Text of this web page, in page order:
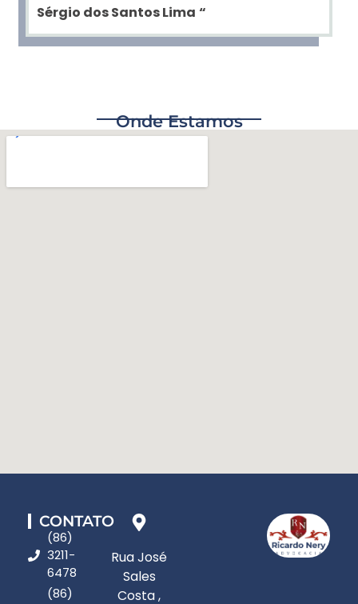
Sérgio dos Santos Lima “
Onde Estamos
(86)
3211-
6478
(86)
CONTATO
Rua José
Sales
Costa ,